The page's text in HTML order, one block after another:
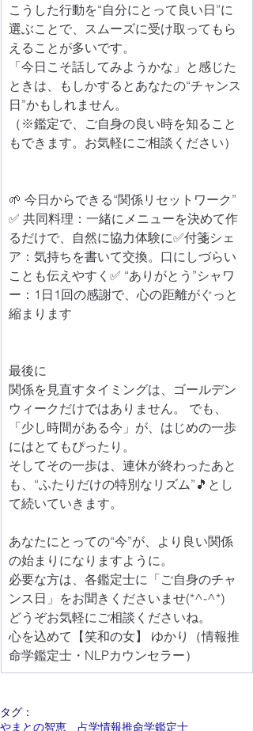
こうした行動を“自分にとって良い日”に
選ぶことで、スムーズに受け取ってもら
えることが多いです。
「今日こそ話してみようかな」と感じた
ときは、もしかするとあなたの“チャンス
日”かもしれません。
（※鑑定で、ご自身の良い時を知ること
もできます。お気軽にご相談ください）
🌱 今日からできる“関係リセットワーク”
✅ 共同料理：一緒にメニューを決めて作
るだけで、自然に協力体験に✅付箋シェ
ア：気持ちを書いて交換。口にしづらい
ことも伝えやすく✅ “ありがとう”シャワ
ー：1日1回の感謝で、心の距離がぐっと
縮まります
最後に
関係を見直すタイミングは、ゴールデン
ウィークだけではありません。 でも、
「少し時間がある今」が、はじめの一歩
にはとてもぴったり。
そしてその一歩は、連休が終わったあと
も、“ふたりだけの特別なリズム”🎵とし
て続いていきます。
あなたにとっての“今”が、より良い関係
の始まりになりますように。
必要な方は、各鑑定士に「ご自身のチャ
ンス日」をお聞きくださいませ(*^-^*)
どうぞお気軽にご相談くださいね。
心を込めて【笑和の女】 ゆかり（情報推
命学鑑定士・NLPカウンセラー）
タグ：
やまとの智恵 占学情報推命学鑑定士